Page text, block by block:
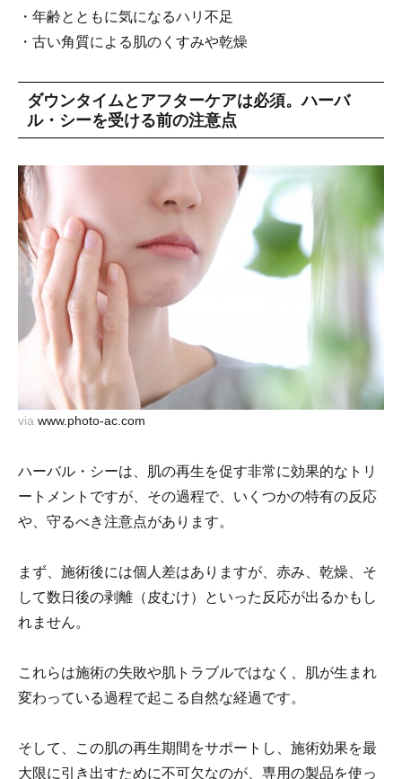
・年齢とともに気になるハリ不足
・古い角質による肌のくすみや乾燥
ダウンタイムとアフターケアは必須。ハーバ
ル・シーを受ける前の注意点
via www.photo-ac.com
ハーバル・シーは、肌の再生を促す非常に効果的なトリ
ートメントですが、その過程で、いくつかの特有の反応
や、守るべき注意点があります。
まず、施術後には個人差はありますが、赤み、乾燥、そ
して数日後の剥離（皮むけ）といった反応が出るかもし
れません。
これらは施術の失敗や肌トラブルではなく、肌が生まれ
変わっている過程で起こる自然な経過です。
そして、この肌の再生期間をサポートし、施術効果を最
大限に引き出すために不可欠なのが、専用の製品を使っ